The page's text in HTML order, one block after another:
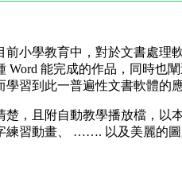
前小學教育中，對於文書處理
Word 能完成的作品，同時也
學習到此一普遍性文書軟體的
楚，且附自動教學播放檔，以
練習動畫、 ……. 以及美麗的